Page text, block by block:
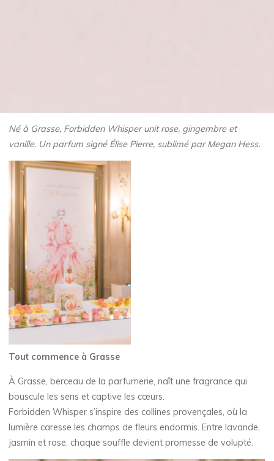
Né à Grasse, Forbidden Whisper unit rose, gingembre et
vanille. Un parfum signé Élise Pierre, sublimé par Megan Hess.
Tout commence à Grasse
À Grasse, berceau de la parfumerie, naît une fragrance qui
bouscule les sens et captive les cœurs.
Forbidden Whisper s’inspire des collines provençales, où la
lumière caresse les champs de fleurs endormis. Entre lavande,
jasmin et rose, chaque souffle devient promesse de volupté.